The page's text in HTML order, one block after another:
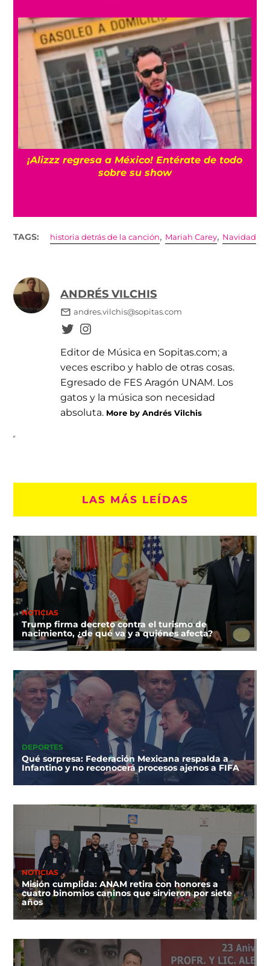
¡Alizzz regresa a México! Entérate de todo
sobre su show
TAGS: historia detrás de la canción, Mariah Carey, Navidad
ANDRÉS VILCHIS
andres.vilchis@sopitas.com
Editor de Música en Sopitas.com; a
veces escribo y hablo de otras cosas.
Egresado de FES Aragón UNAM. Los
gatos y la música son necesidad
absoluta. More by Andrés Vilchis
LAS MÁS LEÍDAS
NOTICIAS
Trump firma decreto contra el turismo de
nacimiento, ¿de qué va y a quiénes afecta?
DEPORTES
Qué sorpresa: Federación Mexicana respalda a
Infantino y no reconocerá procesos ajenos a FIFA
NOTICIAS
Misión cumplida: ANAM retira con honores a
cuatro binomios caninos que sirvieron por siete
años